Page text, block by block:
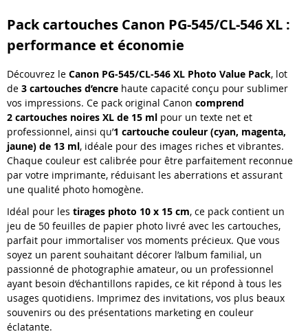
Pack cartouches Canon PG-545/CL-546 XL :
performance et économie
Découvrez le Canon PG-545/CL-546 XL Photo Value Pack, lot
de 3 cartouches d’encre haute capacité conçu pour sublimer
vos impressions. Ce pack original Canon comprend
2 cartouches noires XL de 15 ml pour un texte net et
professionnel, ainsi qu’1 cartouche couleur (cyan, magenta,
jaune) de 13 ml, idéale pour des images riches et vibrantes.
Chaque couleur est calibrée pour être parfaitement reconnue
par votre imprimante, réduisant les aberrations et assurant
une qualité photo homogène.
Idéal pour les tirages photo 10 x 15 cm, ce pack contient un
jeu de 50 feuilles de papier photo livré avec les cartouches,
parfait pour immortaliser vos moments précieux. Que vous
soyez un parent souhaitant décorer l’album familial, un
passionné de photographie amateur, ou un professionnel
ayant besoin d’échantillons rapides, ce kit répond à tous les
usages quotidiens. Imprimez des invitations, vos plus beaux
souvenirs ou des présentations marketing en couleur
éclatante.